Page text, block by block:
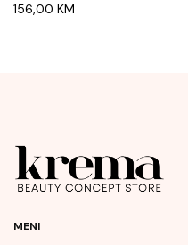
156,00 KM
MENI